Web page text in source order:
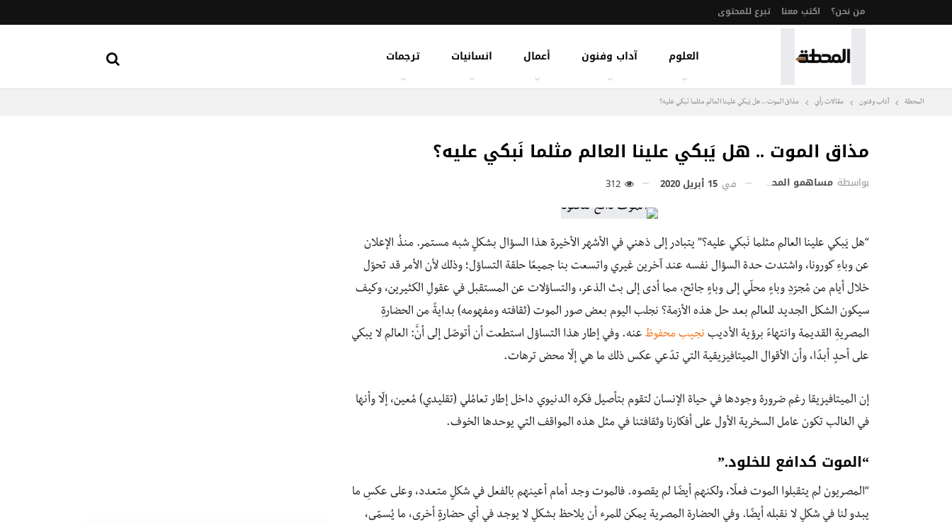
من نحن؟ اكتب معنا تبرع للمحتوى
العلوم آداب وفنون أعمال انسانيات ترجمات
المحطة آداب وفنون مقالات رأي مذاق الموت .. هل يَبكي علينا العالم مثلما نَبكي عليه؟
مذاق الموت .. هل يَبكي علينا العالم مثلما نَبكي عليه؟
بواسطة مساهمو المحطة في 15 أبريل 2020
“هل يَبكي علينا العالم مثلما نَبكي عليه؟” يتبادر إلى ذهني في الأشهر الأخيرة هذا السؤال بشكلٍ شبه مستمر. منذُ الإعلان
عن وباءِ كورونا، واشتدت حدة السؤال نفسه عند آخرين غيري واتسعت بنا جميعًا حلقة التساؤل؛ وذلك لأن الأمر قد تحوّل
خلال أيام من مُجرّدِ وباءٍ محلّي إلى وباءٍ جائح، مما أدى إلى بث الذعر، والتساؤلات عن المستقبل في عقولِ الكثيرين، وكيف
سيكون الشكل الجديد للعالم بعد حل هذه الأزمة؟ نجلب اليوم بعض صور الموت (ثقافته ومفهومه) بدايةً من الحضارةِ
المصريةِ القديمة وانتهاءً برؤية الأديب نجيب محفوظ عنه. وفي إطار هذا التساؤل استطعت أن أتوصّل إلى أنَّ: العالم لا يبكي
على أحدٍ أبدًا، وأن الأقوال الميتافيزيقية التي تدّعي عكس ذلك ما هي إلّا محض ترهات.
إن الميتافيزيقا رغم ضرورة وجودها في حياة الإنسان لتقوم بتأصيل فكره الدنيوي داخل إطار تعامُلي (تقليدي) مُعين، إلّا وأنها
في الغالب تكون عامل السخرية الأول على أفكارنا وثقافتنا في مثل هذه المواقف التي يوحدها الخوف.
“الموت كدافع للخلود.”
“المصريون لم يتقبلوا الموت فعلًا، ولكنهم أيضًا لم يقصوه. فالموت وجد أمام أعينهم بالفعل في شكلٍ متعدد، وعلى عكسِ ما
يبدو لنا في شكلٍ لا نقبله أيضًا. وفي الحضارة المصرية يمكن للمرء أن يلاحظ بشكلٍ لا يوجد في أي حضارةٍ أخرى، ما يُسمّى،